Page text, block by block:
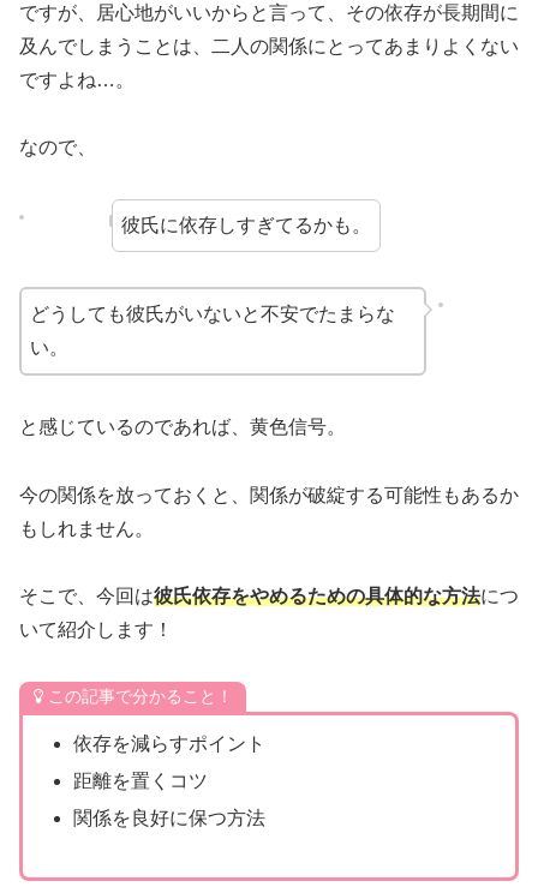
ですが、居心地がいいからと言って、その依存が長期間に
及んでしまうことは、二人の関係にとってあまりよくない
ですよね…。
なので、
彼氏に依存しすぎてるかも。
どうしても彼氏がいないと不安でたまらな
い。
と感じているのであれば、黄色信号。
今の関係を放っておくと、関係が破綻する可能性もあるか
もしれません。
そこで、今回は彼氏依存をやめるための具体的な方法につ
いて紹介します！
この記事で分かること！
依存を減らすポイント
距離を置くコツ
関係を良好に保つ方法